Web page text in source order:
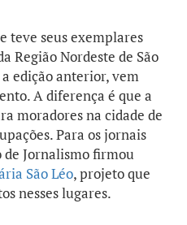
teve seus exemplares
Região Nordeste de São
edição anterior, vem
A diferença é que a
moradores na cidade de
Para os jornais
de Jornalismo firmou
São Léo, projeto que
nesses lugares.